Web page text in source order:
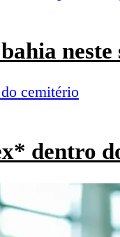
dentro